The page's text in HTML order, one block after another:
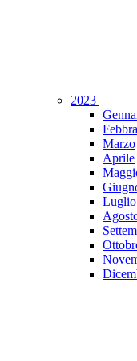
2023
Marzo
Aprile
Luglio